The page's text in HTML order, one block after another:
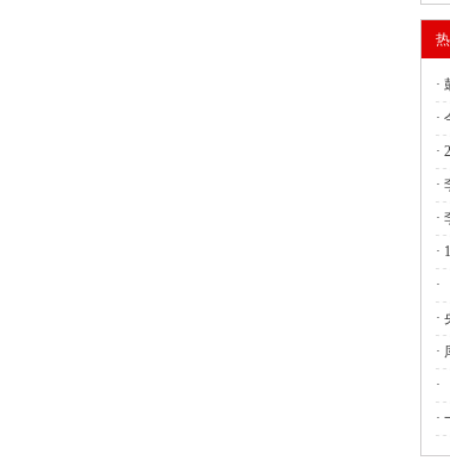
国家发展改革委副主任
中国与阿根廷签署共建“
2023年1-4月全国国有及
财政部河南监管局：强
关于实施中央财政油茶
财政部下达水利救灾资金
·
·
·
·
·
·
·
·
·
·
·